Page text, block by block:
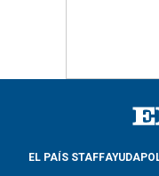
EL PAÍS STAFFAYUDA